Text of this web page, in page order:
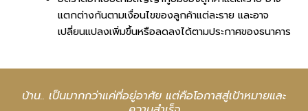
แตกต่างกันตามเงื่อนไขของลูกค้าแต่ละราย และอาจ
เปลี่ยนแปลงเพิ่มขึ้นหรือลดลงได้ตามประกาศของธนาคาร
บ้าน.. เป็นมากกว่าแค่ที่อยู่อาศัย แต่คือโอกาสสู่เป้าหมายและ